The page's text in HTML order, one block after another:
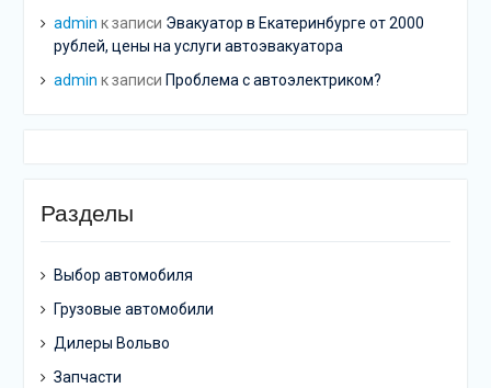
admin к записи Эвакуатор в Екатеринбурге от 2000
рублей, цены на услуги автоэвакуатора
admin к записи Проблема с автоэлектриком?
Разделы
Выбор автомобиля
Грузовые автомобили
Дилеры Вольво
Запчасти